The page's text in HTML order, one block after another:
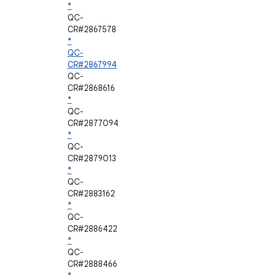
*
QC-
CR#2867578
*
QC-
CR#2867994
QC-
CR#2868616
*
QC-
CR#2877094
*
QC-
CR#2879013
*
QC-
CR#2883162
*
QC-
CR#2886422
*
QC-
CR#2888466
*